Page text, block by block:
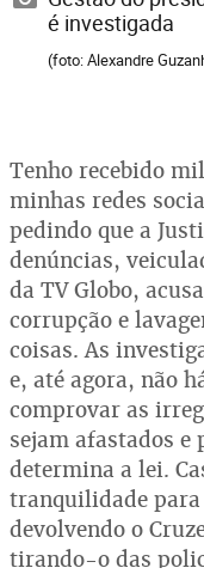
é investigada
(foto: Alexandre
Tenho recebido
minhas redes
pedindo que a
denúncias,
da TV Globo,
corrupção e
coisas. As
e, até agora, não
comprovar as
sejam afastados e
determina a lei.
tranquilidade
devolvendo o
tirando-o das